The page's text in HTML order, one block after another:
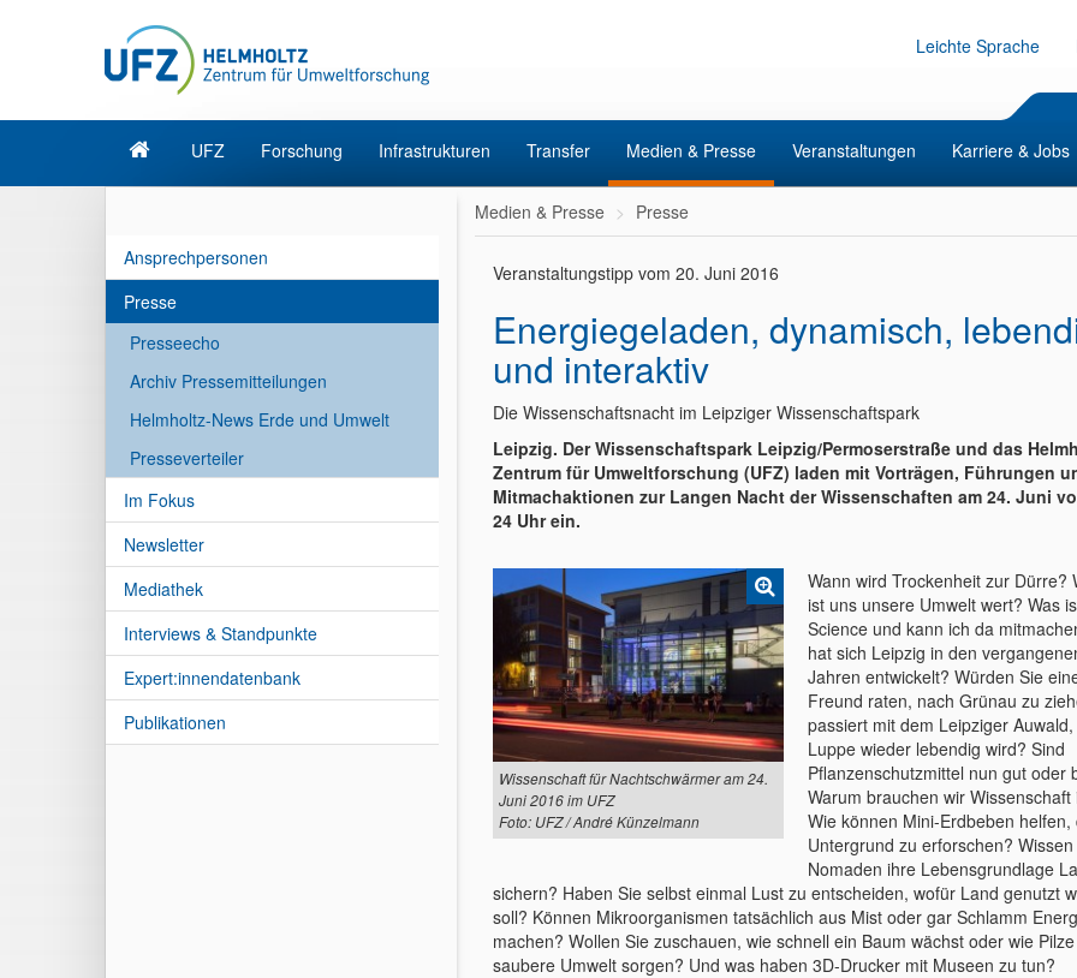
Leichte Sprache
UFZ Forschung Infrastrukturen Transfer Medien & Presse Veranstaltungen Karriere & Jobs
Ansprechpersonen
Presse
Presseecho
Archiv Pressemitteilungen
Helmholtz-News Erde und Umwelt
Presseverteiler
Im Fokus
Newsletter
Mediathek
Interviews & Standpunkte
Expert:innendatenbank
Publikationen
Medien & Presse Presse
Veranstaltungstipp vom 20. Juni 2016
Energiegeladen, dynamisch,
und interaktiv
Die Wissenschaftsnacht im Leipziger Wissenschaftspark
Leipzig. Der Wissenschaftspark Leipzig/Permoserstraße und das
Zentrum für Umweltforschung (UFZ) laden mit Vorträgen, Führungen
Mitmachaktionen zur Langen Nacht der Wissenschaften am 24. Juni
24 Uhr ein.
Wissenschaft für Nachtschwärmer am 24.
Juni 2016 im UFZ
Foto: UFZ / André Künzelmann
Wann wird Trockenheit zur Dürre?
ist uns unsere Umwelt wert? Was
Science und kann ich da
hat sich Leipzig in den
Jahren entwickelt? Würden Sie
Freund raten, nach Grünau zu
passiert mit dem Leipziger
Luppe wieder lebendig wird? Sind
Pflanzenschutzmittel nun gut oder
Warum brauchen wir Wissenschaft
Wie können Mini-Erdbeben helfen,
Untergrund zu erforschen?
Nomaden ihre Lebensgrundlage
sichern? Haben Sie selbst einmal Lust zu entscheiden, wofür Land genutzt
soll? Können Mikroorganismen tatsächlich aus Mist oder gar Schlamm
machen? Wollen Sie zuschauen, wie schnell ein Baum wächst oder wie
saubere Umwelt sorgen? Und was haben 3D-Drucker mit Museen zu tun?